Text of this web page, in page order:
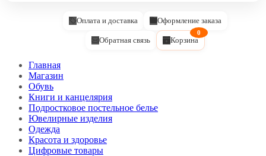
Оплата и доставка Оформление заказа
Обратная связь Корзина
0
Главная
Магазин
Обувь
Книги и канцелярия
Подростковое постельное белье
Ювелирные изделия
Одежда
Красота и здоровье
Цифровые товары